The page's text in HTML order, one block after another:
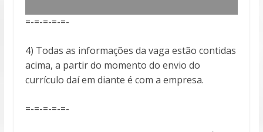
=-=-=-=-=-
4) Todas as informações da vaga estão contidas
acima, a partir do momento do envio do
currículo daí em diante é com a empresa.
=-=-=-=-=-